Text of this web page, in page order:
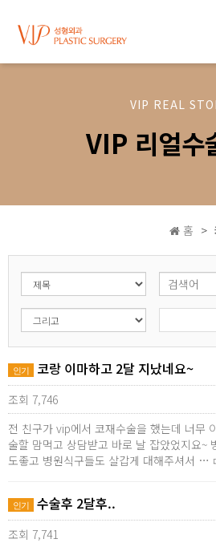
VIP REAL
VIP 리얼수
홈
인기 코랑 이마하고 2달 지났네요~
조회 7,746
전 친구가 vip에서 코재수술을 했는데 너무
술할 맘먹고 상담받고 바로 날 잡았었지요~
도좋고 병원식구들도 살갑게 대해주셔서 …
인기 수술후 2달후..
조회 7,741